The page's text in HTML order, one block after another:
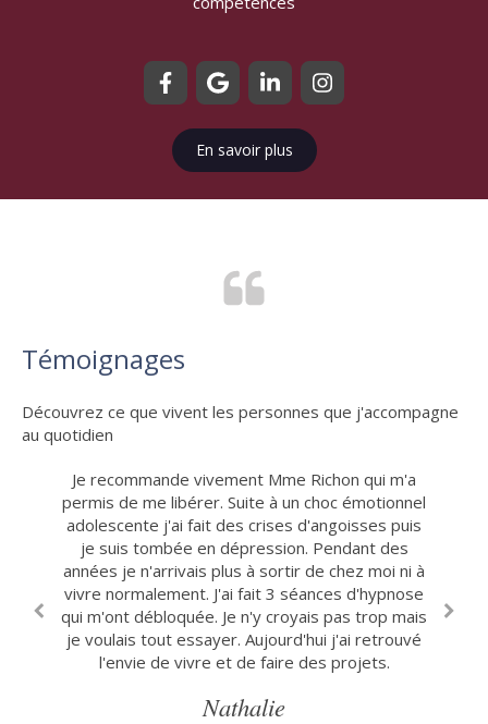
En savoir plus
Témoignages
Découvrez ce que vivent les personnes que j'accompagne
au quotidien
Je suis venue consulter Peggy à une période où
je me sentais fatiguée, tendue, avec un stress
devenu difficile à gérer au quotidien. Dès les
1ères séances, je me suis sentie écoutée et
accompagnée avec beaucoup de patience, sans
pression. Les séances mêlant sophrologie et
hypnose m’ont permis de me sentir mieux.
Aujourd'hui, je suis plus calme, plus énergique,
avec l’envie de faire des choses. Je recommande.
Sarah
Je recommande vivement Mme Richon qui m'a
permis de me libérer. Suite à un choc émotionnel
adolescente j'ai fait des crises d'angoisses puis
je suis tombée en dépression. Pendant des
années je n'arrivais plus à sortir de chez moi ni à
vivre normalement. J'ai fait 3 séances d'hypnose
qui m'ont débloquée. Je n'y croyais pas trop mais
je voulais tout essayer. Aujourd'hui j'ai retrouvé
l'envie de vivre et de faire des projets.
Nathalie
Excellente Sophro qui sait s'adapter :)
Sandy